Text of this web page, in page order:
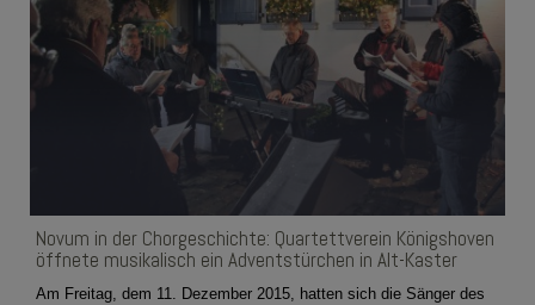
Novum in der Chorgeschichte: Quartettverein Königshoven
öffnete musikalisch ein Adventstürchen in Alt-Kaster
Am Freitag, dem 11. Dezember 2015, hatten sich die Sänger des